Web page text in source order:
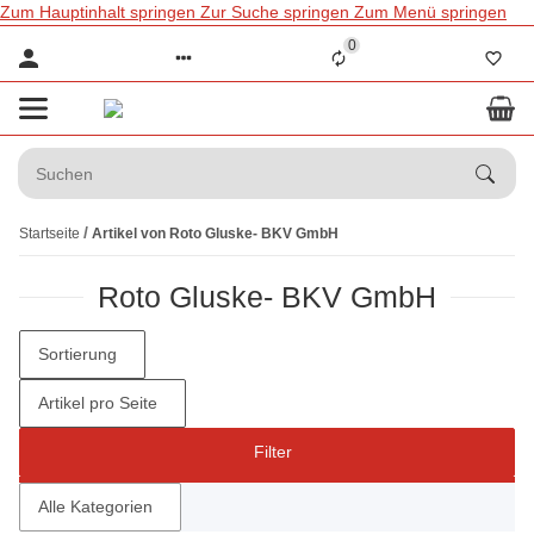
Zum Hauptinhalt springen Zur Suche springen Zum Menü springen
0
Startseite Artikel von Roto Gluske- BKV GmbH
Roto Gluske- BKV GmbH
Filter
Sortierung
Artikel pro Seite
Alle Kategorien